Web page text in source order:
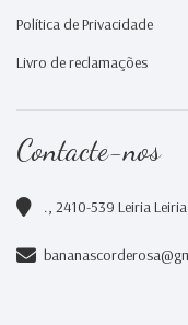
Política de Privacidade
Livro de reclamações
Contacte-nos
., 2410-539 Leiria